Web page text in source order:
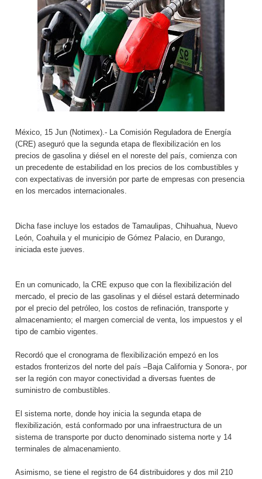
México, 15 Jun (Notimex).- La Comisión Reguladora de Energía
(CRE) aseguró que la segunda etapa de flexibilización en los
precios de gasolina y diésel en el noreste del país, comienza con
un precedente de estabilidad en los precios de los combustibles y
con expectativas de inversión por parte de empresas con presencia
en los mercados internacionales.
Dicha fase incluye los estados de Tamaulipas, Chihuahua, Nuevo
León, Coahuila y el municipio de Gómez Palacio, en Durango,
iniciada este jueves.
En un comunicado, la CRE expuso que con la flexibilización del
mercado, el precio de las gasolinas y el diésel estará determinado
por el precio del petróleo, los costos de refinación, transporte y
almacenamiento; el margen comercial de venta, los impuestos y el
tipo de cambio vigentes.
Recordó que el cronograma de flexibilización empezó en los
estados fronterizos del norte del país –Baja California y Sonora-, por
ser la región con mayor conectividad a diversas fuentes de
suministro de combustibles.
El sistema norte, donde hoy inicia la segunda etapa de
flexibilización, está conformado por una infraestructura de un
sistema de transporte por ducto denominado sistema norte y 14
terminales de almacenamiento.
Asimismo, se tiene el registro de 64 distribuidores y dos mil 210